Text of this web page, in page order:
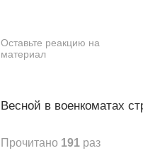
Оставьте реакцию на
материал
Весной в военкоматах
Прочитано 191 раз